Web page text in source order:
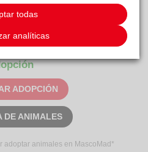
Centro de
recibido solicitudes de
ADOPCIÓN
DE ANIMALES
adoptar animales en MascoMad*
todas
analíticas